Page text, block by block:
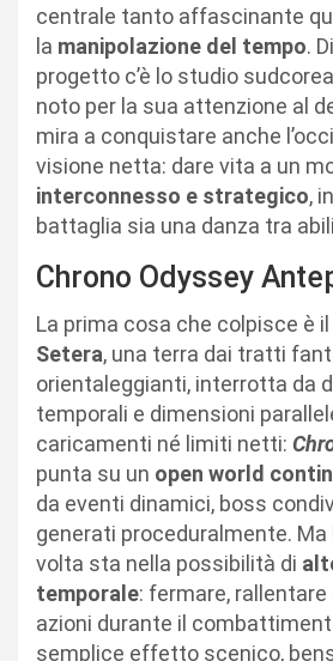
centrale tanto affascinante
la manipolazione del tempo.
progetto c’è lo studio
noto per la sua attenzione al
mira a conquistare anche
visione netta: dare vita a un
interconnesso e strategico,
battaglia sia una danza tra
Chrono Odyssey
La prima cosa che colpisce è il
Setera, una terra dai tratti
orientaleggianti, interrotta da
temporali e dimensioni
caricamenti né limiti netti:
punta su un open world
da eventi dinamici, boss
generati proceduralmente. Ma
volta sta nella possibilità di
temporale: fermare, rallentare
azioni durante il
semplice effetto scenico,